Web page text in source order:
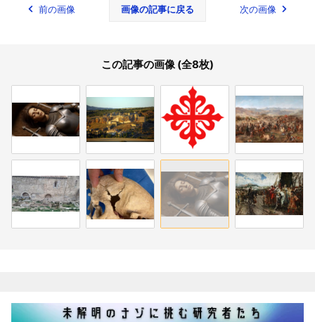
前の画像 画像の記事に戻る 次の画像
この記事の画像 (全8枚)